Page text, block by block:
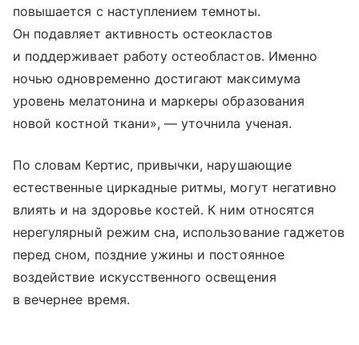
повышается с наступлением темноты.
Он подавляет активность остеокластов
и поддерживает работу остеобластов. Именно
ночью одновременно достигают максимума
уровень мелатонина и маркеры образования
новой костной ткани», — уточнила ученая.
По словам Кертис, привычки, нарушающие
естественные циркадные ритмы, могут негативно
влиять и на здоровье костей. К ним относятся
нерегулярный режим сна, использование гаджетов
перед сном, поздние ужины и постоянное
воздействие искусственного освещения
в вечернее время.